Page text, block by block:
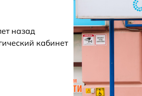
назад
кабинет